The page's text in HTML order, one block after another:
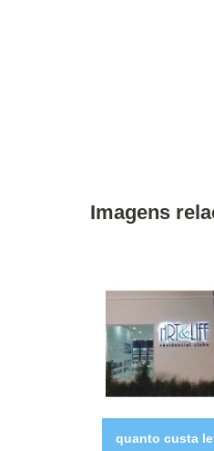
Imagens
quanto custa